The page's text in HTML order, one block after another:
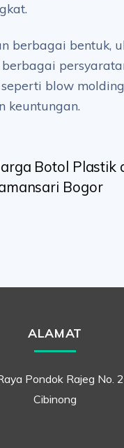
berbagai bentuk,
blow
keuntungan.
Botol Plastik
Bogor
ALAMAT
Pondok Rajeg No.
Cibinong